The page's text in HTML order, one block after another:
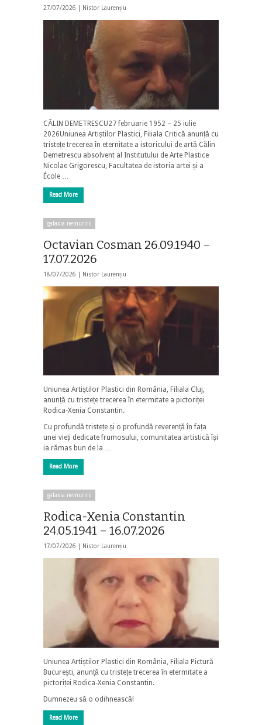
27/07/2026 | Nistor Laurențiu
CĂLIN DEMETRESCU27 februarie 1952 – 25 iulie
2026Uniunea Artiștilor Plastici, Filiala Critică anunță cu
tristețe trecerea în eternitate a istoricului de artă Călin
Demetrescu absolvent al Institutului de Arte Plastice
Nicolae Grigorescu, Facultatea de istoria artei și a
École …
Read More
galaxia nemuririi
Octavian Cosman 26.09.1940 –
17.07.2026
18/07/2026 | Nistor Laurențiu
Uniunea Artiștilor Plastici din România, Filiala Cluj,
anunță cu tristețe trecerea în etermitate a pictoriței
Rodica-Xenia Constantin.
Cu profundă tristețe și o profundă reverență în fața
unei vieți dedicate frumosului, comunitatea artistică își
ia rămas bun de la …
Read More
galaxia nemuririi
Rodica-Xenia Constantin
24.05.1941 – 16.07.2026
17/07/2026 | Nistor Laurențiu
Uniunea Artiștilor Plastici din România, Filiala Pictură
București, anunță cu tristețe trecerea în etermitate a
pictoriței Rodica-Xenia Constantin.
Dumnezeu să o odihnească!
Read More